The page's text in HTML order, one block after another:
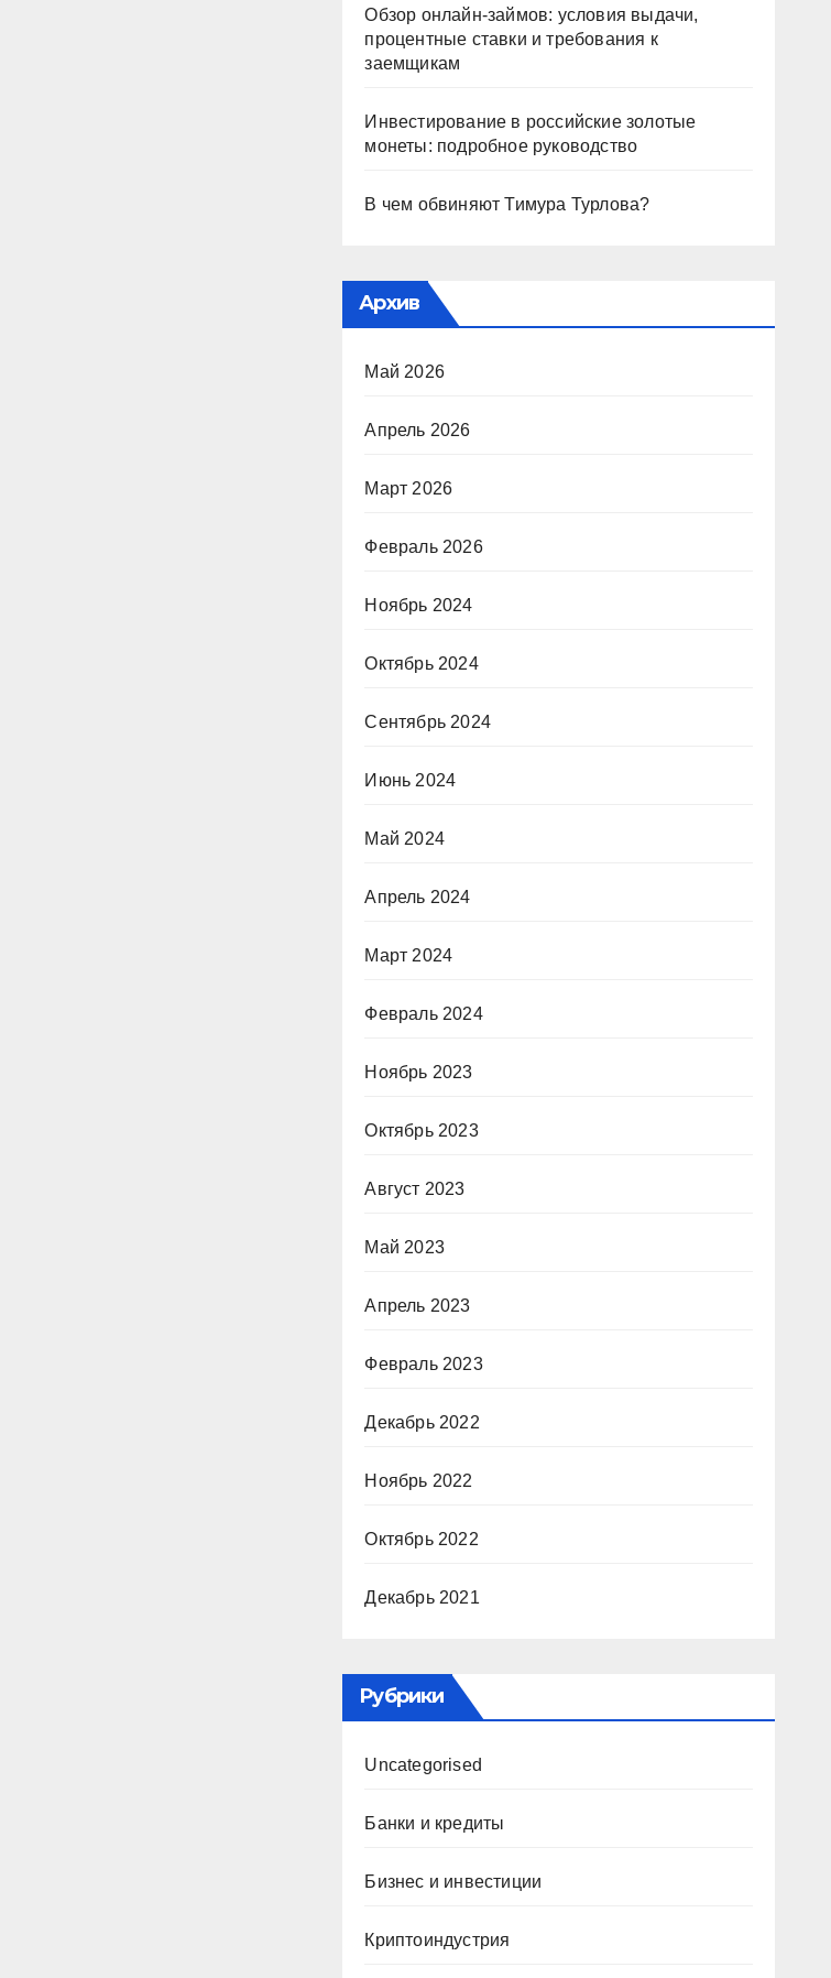
Обзор онлайн-займов: условия выдачи,
процентные ставки и требования к
заемщикам
Инвестирование в российские золотые
монеты: подробное руководство
В чем обвиняют Тимура Турлова?
Архив
Май 2026
Апрель 2026
Март 2026
Февраль 2026
Ноябрь 2024
Октябрь 2024
Сентябрь 2024
Июнь 2024
Май 2024
Апрель 2024
Март 2024
Февраль 2024
Ноябрь 2023
Октябрь 2023
Август 2023
Май 2023
Апрель 2023
Февраль 2023
Декабрь 2022
Ноябрь 2022
Октябрь 2022
Декабрь 2021
Рубрики
Uncategorised
Банки и кредиты
Бизнес и инвестиции
Криптоиндустрия